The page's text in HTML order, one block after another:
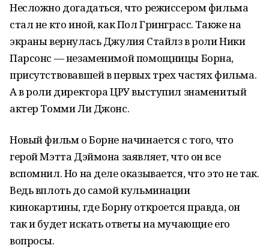
Несложно догадаться, что режиссером фильма
стал не кто иной, как Пол Гринграсс. Также на
экраны вернулась Джулия Стайлз в роли Ники
Парсонс — незаменимой помощницы Борна,
присутствовавшей в первых трех частях фильма.
А в роли директора ЦРУ выступил знаменитый
актер Томми Ли Джонс.
Новый фильм о Борне начинается с того, что
герой Мэтта Дэймона заявляет, что он все
вспомнил. Но на деле оказывается, что это не так.
Ведь вплоть до самой кульминации
кинокартины, где Борну откроется правда, он
так и будет искать ответы на мучающие его
вопросы.